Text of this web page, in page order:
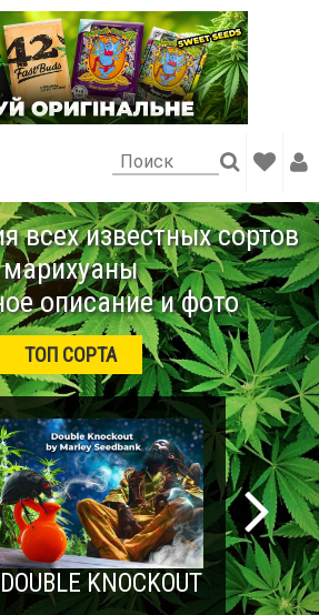
всех известных сортов
марихуаны
описание и фото
ТОП СОРТА
KNOCKOUT